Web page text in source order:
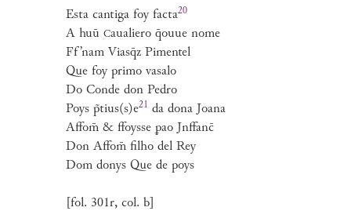
Esta cantiga foyfacta20
A huūCaualiero q̄ouue nome
Ff’nam Viasq̄z Pimentel
Que foy primo vasalo
Do Conde don Pedro
Poys p̃tius(s)e21 da dona Joana
Affom̄ & ffoysse ꝑao Jnffanc̄
Don Affom̄ filho del Rey
Dom donys Que de poys
[fol. 301r, col. b]